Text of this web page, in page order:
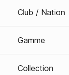
Club / Nation
Gamme
Collection